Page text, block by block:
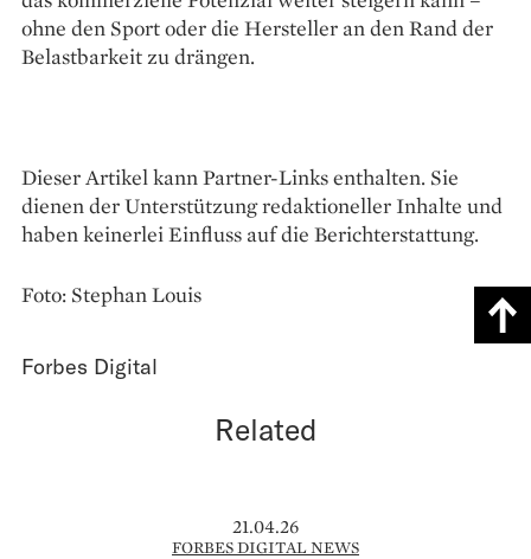
ohne den Sport oder die Hersteller an den Rand der
Belastbarkeit zu drängen.
Dieser Artikel kann Partner-Links enthalten. Sie
dienen der Unterstützung redaktioneller Inhalte und
haben keinerlei Einfluss auf die Berichterstattung.
Foto: Stephan Louis
Forbes Digital
Related
21.04.26
FORBES DIGITAL NEWS